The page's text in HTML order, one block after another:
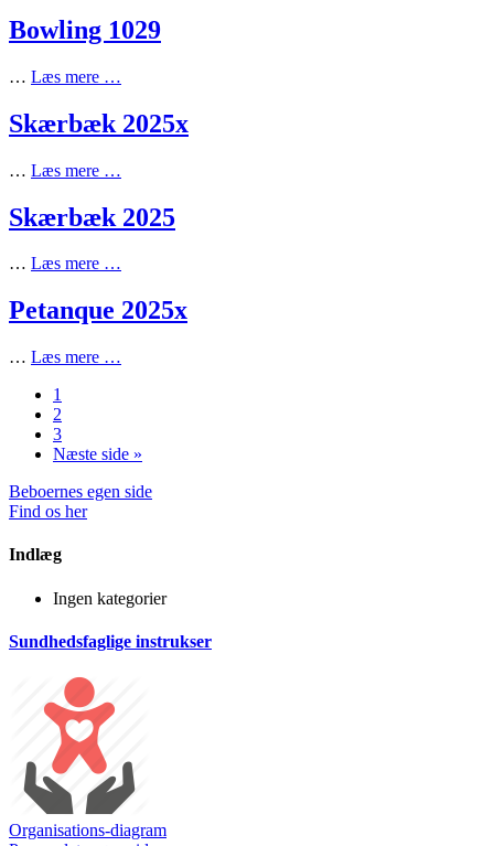
Bowling 1029
… Læs mere …
Skærbæk 2025x
… Læs mere …
Skærbæk 2025
… Læs mere …
Petanque 2025x
… Læs mere …
1
2
3
Næste side »
Beboernes egen side
Find os her
Indlæg
Ingen kategorier
Sundhedsfaglige instrukser
Organisations-diagram